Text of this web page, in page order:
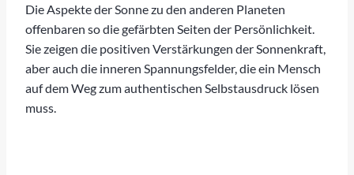
Die Aspekte der Sonne zu den anderen Planeten
offenbaren so die gefärbten Seiten der Persönlichkeit.
Sie zeigen die positiven Verstärkungen der Sonnenkraft,
aber auch die inneren Spannungsfelder, die ein Mensch
auf dem Weg zum authentischen Selbstausdruck lösen
muss.